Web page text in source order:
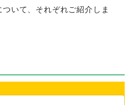
ついて、それぞれご紹介しま